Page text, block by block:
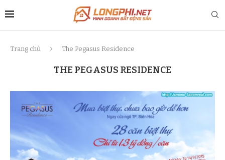
Trang chủ The Pegasus Residence
THE PEGASUS RESIDENCE